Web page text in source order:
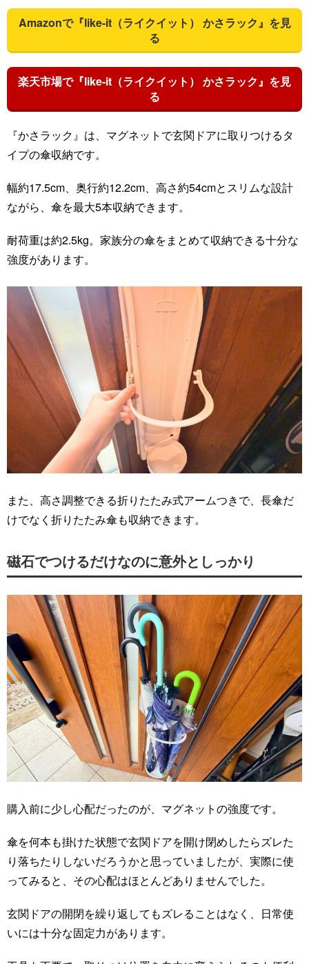
Amazonで『like-it（ライクイット） かさラック』を見
る
楽天市場で『like-it（ライクイット） かさラック』を見
る
『かさラック』は、マグネットで玄関ドアに取りつけるタ
イプの傘収納です。
幅約17.5cm、奥行約12.2cm、高さ約54cmとスリムな設計
ながら、傘を最大5本収納できます。
耐荷重は約2.5kg。家族分の傘をまとめて収納できる十分な
強度があります。
また、高さ調整できる折りたたみ式アームつきで、長傘だ
けでなく折りたたみ傘も収納できます。
磁石でつけるだけなのに意外としっかり
購入前に少し心配だったのが、マグネットの強度です。
傘を何本も掛けた状態で玄関ドアを開け閉めしたらズレた
り落ちたりしないだろうかと思っていましたが、実際に使
ってみると、その心配はほとんどありませんでした。
玄関ドアの開閉を繰り返してもズレることはなく、日常使
いには十分な固定力があります。